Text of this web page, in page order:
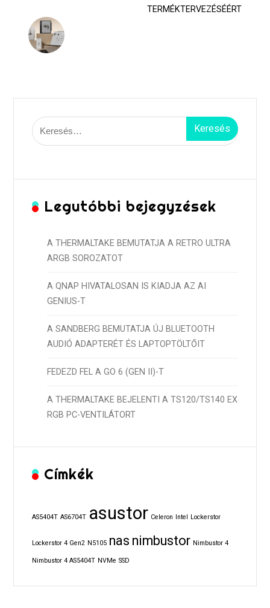
TERMÉKTERVEZÉSÉÉRT
Keresés:
Legutóbbi bejegyzések
A THERMALTAKE BEMUTATJA A RETRO ULTRA
ARGB SOROZATOT
A QNAP HIVATALOSAN IS KIADJA AZ AI
GENIUS-T
A SANDBERG BEMUTATJA ÚJ BLUETOOTH
AUDIÓ ADAPTERÉT ÉS LAPTOPTÖLTŐIT
FEDEZD FEL A GO 6 (GEN II)-T
A THERMALTAKE BEJELENTI A TS120/TS140 EX
RGB PC-VENTILÁTORT
Címkék
AS5404T AS6704T asustor Celeron Intel Lockerstor
Lockerstor 4 Gen2 N5105 nas nimbustor Nimbustor 4
Nimbustor 4 AS5404T NVMe SSD